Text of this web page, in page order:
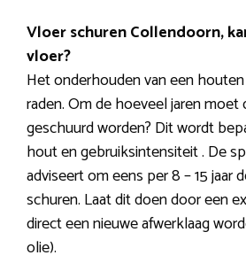
Vloer schuren Collendoorn,
vloer?
Het onderhouden van een
raden. Om de hoeveel jaren moet
geschuurd worden? Dit wordt
hout en gebruiksintensiteit . De
adviseert om eens per 8 – 15 jaar
schuren. Laat dit doen door een
direct een nieuwe afwerklaag
olie).